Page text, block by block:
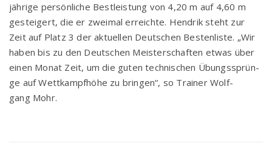
jäh­ri­ge per­sön­li­che Best­leis­tung von 4,20 m auf 4,60 m
gestei­gert, die er zwei­mal erreich­te. Hen­drik steht zur
Zeit auf Platz 3 der aktu­el­len Deut­schen Bes­ten­lis­te. „Wir
haben bis zu den Deut­schen Meis­ter­schaf­ten etwas über
einen Monat Zeit, um die guten tech­ni­schen Übungs­sprün­
ge auf Wett­kampf­hö­he zu brin­gen“, so Trai­ner Wolf­
gang Mohr.